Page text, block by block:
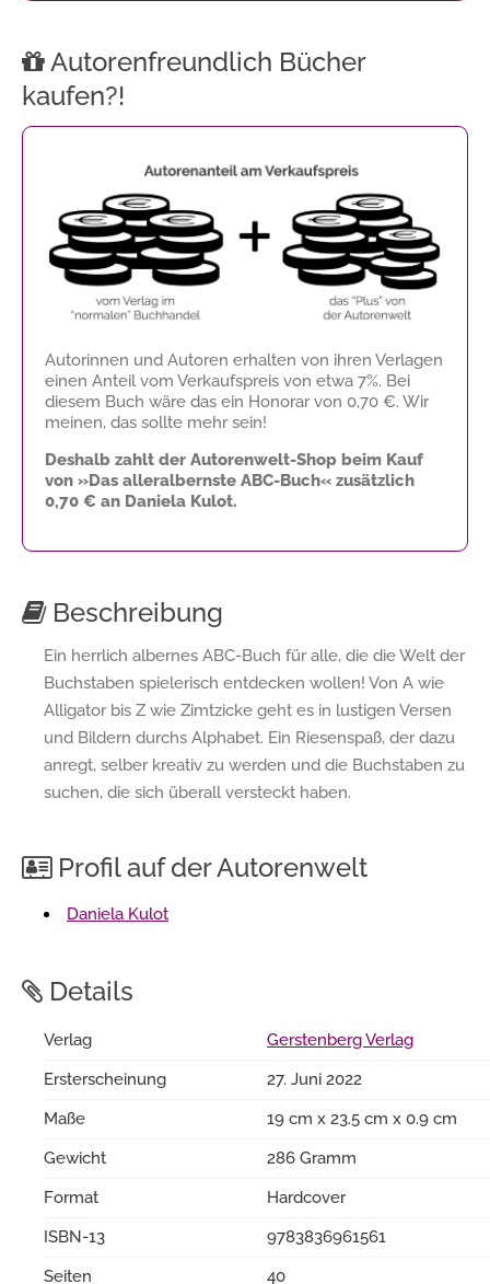
Autorenfreundlich Bücher
kaufen?!
Autorinnen und Autoren erhalten von ihren Verlagen
einen Anteil vom Verkaufspreis von etwa 7%. Bei
diesem Buch wäre das ein Honorar von 0,70 €. Wir
meinen, das sollte mehr sein!
Deshalb zahlt der Autorenwelt-Shop beim Kauf
von »Das alleralbernste ABC-Buch« zusätzlich
0,70 € an Daniela Kulot.
Beschreibung
Ein herrlich albernes ABC-Buch für alle, die die Welt der
Buchstaben spielerisch entdecken wollen! Von A wie
Alligator bis Z wie Zimtzicke geht es in lustigen Versen
und Bildern durchs Alphabet. Ein Riesenspaß, der dazu
anregt, selber kreativ zu werden und die Buchstaben zu
suchen, die sich überall versteckt haben.
Profil auf der Autorenwelt
Daniela Kulot
Details
Verlag
Gerstenberg Verlag
Ersterscheinung
27. Juni 2022
Maße
19 cm x 23.5 cm x 0.9 cm
Gewicht
286 Gramm
Format
Hardcover
ISBN-13
9783836961561
Seiten
40